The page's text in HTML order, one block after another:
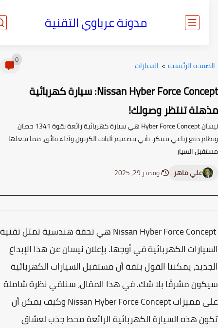
مدونة عرباوي التقنية
الرئيسية> السيارات
Nissan Hyber Force Concept: سيارة كهربائية
تنتظر وصولك!
نيسان Hyber Force Concept هي سيارة كهربائية رائعة بقوة 1341 حصان
دفع رباعي مبتكر. تأتي بتصميم ألياف الكربون وأداء فائق، مما يجعلها
السيار
علي ماهر
نوفمبر 29, 2025
Nissan Hyber Force Concept هي تحفة هندسية تمثل تقنية
الكهربائية في أوجها. بإعلان نيسان عن هذا الإبداع
يمكننا القول بثقة أن مستقبل السيارات الكهربائية
مشرقًا بلا شك. في هذا المقال، سنلقي نظرة شاملة
على مميزات Nissan Hyber Force Concept وكيف يمكن أن
هذه السيارة الكهربائية الرائعة محط جذب لعشاق